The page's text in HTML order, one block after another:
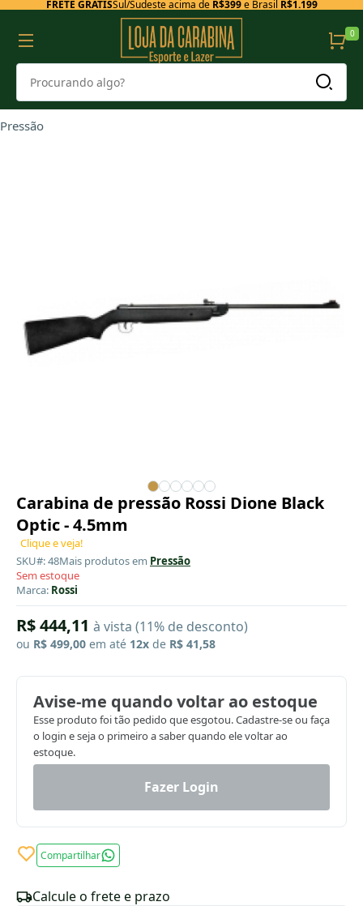
FRETE GRÁTISSul/Sudeste acima de R$399e Brasil R$1.199
0
Pressão
Carabina de pressão Rossi Dione Black
Optic - 4.5mm
Clique e veja!
SKU#: 48Mais produtos em Pressão
Sem estoque
Marca: Rossi
R$ 444,11 à vista (11% de desconto)
ou R$ 499,00 em até 12x de R$ 41,58
Avise-me quando voltar ao estoque
Esse produto foi tão pedido que esgotou. Cadastre-se ou faça
o login e seja o primeiro a saber quando ele voltar ao
estoque.
Fazer Login
Compartilhar
Calcule o frete e prazo